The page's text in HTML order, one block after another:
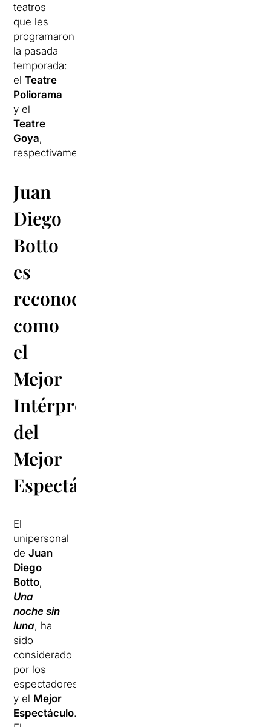
teatros
que les
programaron
la pasada
temporada:
elTeatre
Poliorama
y el
Teatre
Goya,
respectivamente.
Juan
Diego
Botto
es
reconocido
como
el
Mejor
Intérprete
del
Mejor
Espectáculo
El
unipersonal
deJuan
Diego
Botto,
Una
noche sin
luna, ha
sido
considerado
por los
espectadores
y el Mejor
Espectáculo.